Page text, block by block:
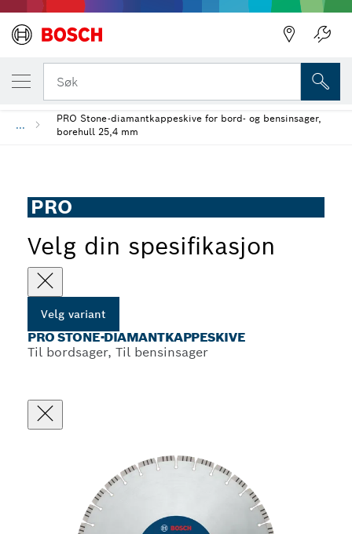
Søk
...
PRO Stone-diamantkappeskive for bord- og bensinsager,
borehull 25,4 mm
PRO
Velg din spesifikasjon
Velg variant
PRO STONE-DIAMANTKAPPESKIVE
Til bordsager, Til bensinsager
DIN VALGTE VARIANT
PRO Stone-diamantkappeskive